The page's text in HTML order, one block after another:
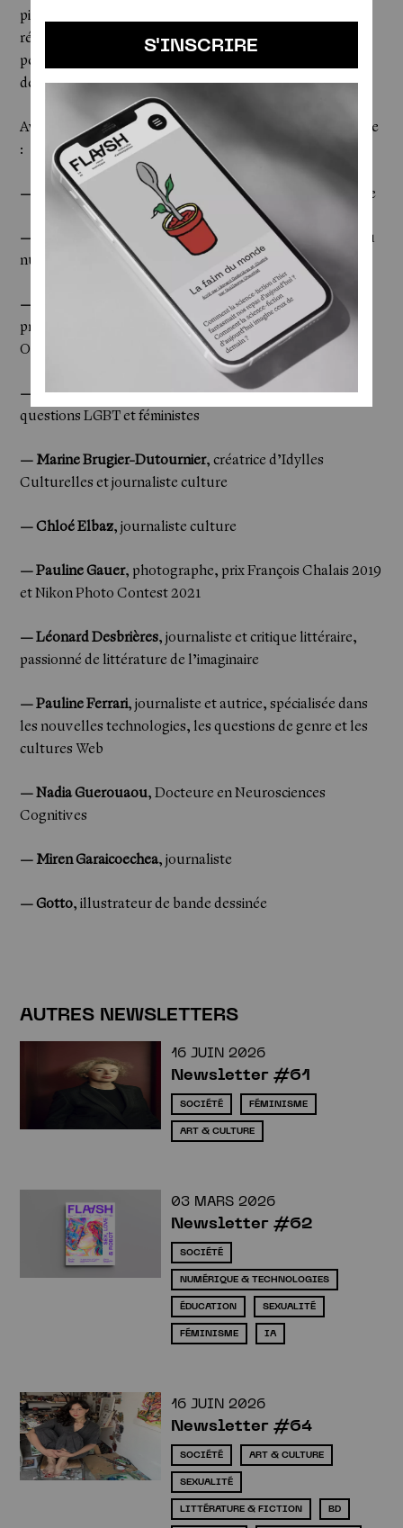
S'INSCRIRE
Newsletter
piscines Tournesol, et un voyage dans le temps avec des
récits qui vous plongent en 2026 et 2325. En somme, un
peu de lecture, beaucoup de réflexion et toujours autant
de projection !
Avec la participation de la rédaction et les contributions de
:
— Catherine Dufour , romancière, novelliste et ingénieure
— Quentin Le Van
, journaliste spécialisé sur les enjeux du
numérique et les problématiques climatiques
— Nicolas Gaudemet
, écrivain, prix Jules-Renard du
premier roman pour
La Fin des idoles(2018). Chief AI
Officer chez Onepoint
— Camille Regache, journaliste spécialisée sur les
questions LGBT et féministes
— Marine Brugier-Dutournier, créatrice d’Idylles
Culturelles et journaliste culture
— Chloé Elbaz, journaliste culture
— Pauline Gauer, photographe, prix François Chalais 2019
et Nikon Photo Contest 2021
— Léonard Desbrières, journaliste et critique littéraire,
passionné de littérature de l’imaginaire
— Pauline Ferrari, journaliste et autrice, spécialisée dans
les nouvelles technologies, les questions de genre et les
cultures Web
— Nadia Guerouaou, Docteure en Neurosciences
Cognitives
— Miren Garaicoechea, journaliste
— Gotto, illustrateur de bande dessinée
AUTRES NEWSLETTERS
16 JUIN 2026
Newsletter #61
SOCIÉTÉ FÉMINISME
ART & CULTURE
03 MARS 2026
Newsletter #62
SOCIÉTÉ
NUMÉRIQUE & TECHNOLOGIES
ÉDUCATION SEXUALITÉ
FÉMINISME IA
16 JUIN 2026
Newsletter #64
SOCIÉTÉ ART & CULTURE
SEXUALITÉ
LITTÉRATURE & FICTION BD